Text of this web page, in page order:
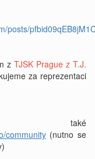
posts/
z TJSK Prague z T.J.
za reprezentaci
také
community(nutno se